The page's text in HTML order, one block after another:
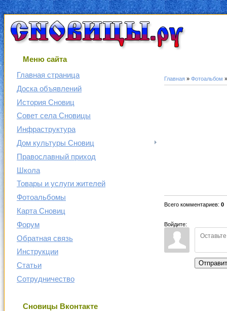
Меню сайта
Главная страница
Доска объявлений
История Сновиц
Совет села Сновицы
Инфраструктура
Дом культуры Сновиц
Православный приход
Школа
Товары и услуги жителей
Фотоальбомы
Карта Сновиц
Форум
Обратная связь
Инструкции
Статьи
Сотрудничество
Сновицы Вконтакте
Главная » Фотоальбом
Всего комментариев: 0
Войдите: